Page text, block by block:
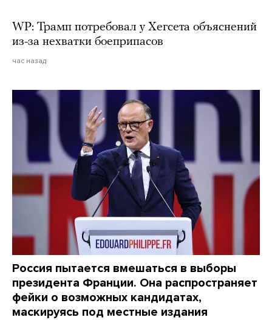
WP: Трамп потребовал у Хегсета объяснений
из-за нехватки боеприпасов
час назад
Россия пытается вмешаться в выборы
президента Франции. Она распространяет
фейки о возможных кандидатах,
маскируясь под местные издания